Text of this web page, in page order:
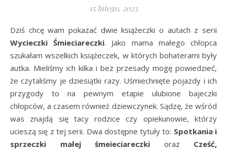
15 lutego, 2023
Dziś chcę wam pokazać dwie książeczki o autach z serii
Wycieczki Śmieciareczki. Jako mama małego chłopca
szukałam wszelkich książeczek, w których bohaterami były
autka. Mieliśmy ich kilka i bez przesady mogę powiedzieć,
że czytaliśmy je dziesiątki razy. Uśmiechnięte pojazdy i ich
przygody to na pewnym etapie ulubione bajeczki
chłopców, a czasem również dziewczynek. Sądzę, że wśród
was znajdą się tacy rodzice czy opiekunowie, którzy
ucieszą się z tej serii. Dwa dostępne tytuły to: Spotkania i
sprzeczki małej śmeieciareczki oraz Cześć,